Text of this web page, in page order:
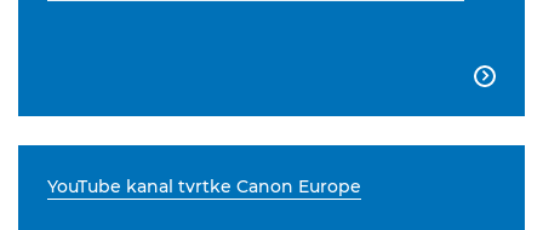

YouTube kanal tvrtke Canon Europe